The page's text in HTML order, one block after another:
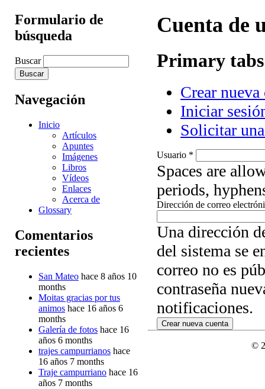
Formulario de
búsqueda
Buscar
Navegación
Inicio
Artículos
Apuntes
Imágenes
Libros
Vídeos
Enlaces
Acerca de
Glossary
Comentarios
recientes
San Mateo hace 8 años 10
months
Moitas gracias por tus
animos hace 16 años 6
months
Galería de fotos hace 16
años 6 months
trajes campurrianos hace
16 años 7 months
Traje campurriano hace 16
años 7 months
Cuenta de
Primary tabs
Crear nueva
Iniciar
Solicitar
Usuario *
Spaces are
periods,
Dirección de correo
Una dirección
del sistema se
correo no es
contraseña
notificaciones.
©